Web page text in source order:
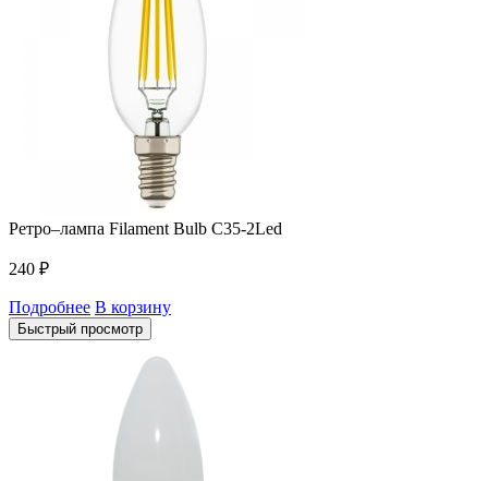
Ретро–лампа Filament Bulb C35-2Led
240 ₽
Подробнее В корзину
Быстрый просмотр